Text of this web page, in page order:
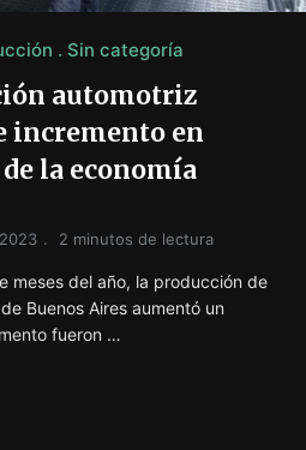
Sin categoría
automotriz
incremento en
la economía
2 minutos de lectura
meses del año, la producción de
Buenos Aires aumentó un
fueron …